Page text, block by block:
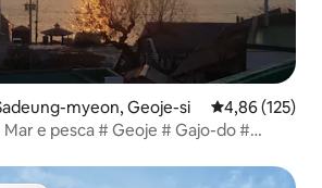
myeon, Geoje-si 4,86 de uma
4,86 (125)
e pesca # Geoje # Gajo-do #
custo adicional para 4 pessoas